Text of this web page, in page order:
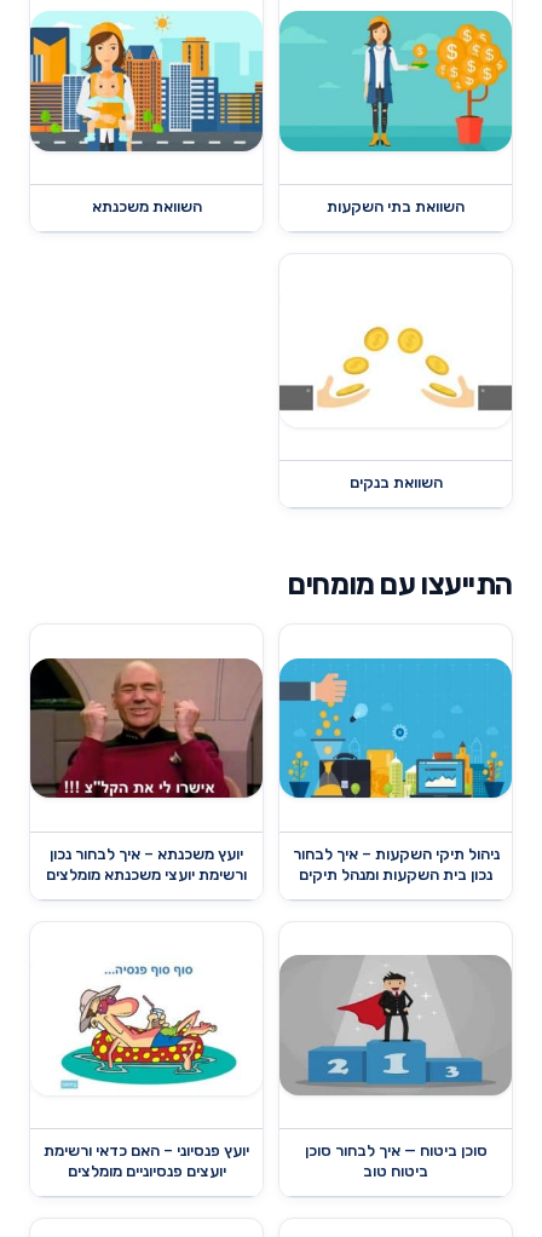
השוואת בתי השקעות השוואת משכנתא
השוואת בנקים
התייעצו עם מומחים
ניהול תיקי השקעות – איך לבחור
נכון בית השקעות ומנהל תיקים
יועץ משכנתא – איך לבחור נכון
ורשימת יועצי משכנתא מומלצים
סוכן ביטוח — איך לבחור סוכן
ביטוח טוב
יועץ פנסיוני – האם כדאי ורשימת
יועצים פנסיוניים מומלצים